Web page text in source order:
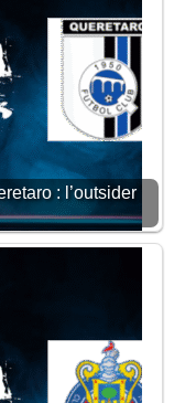
: l’outsider